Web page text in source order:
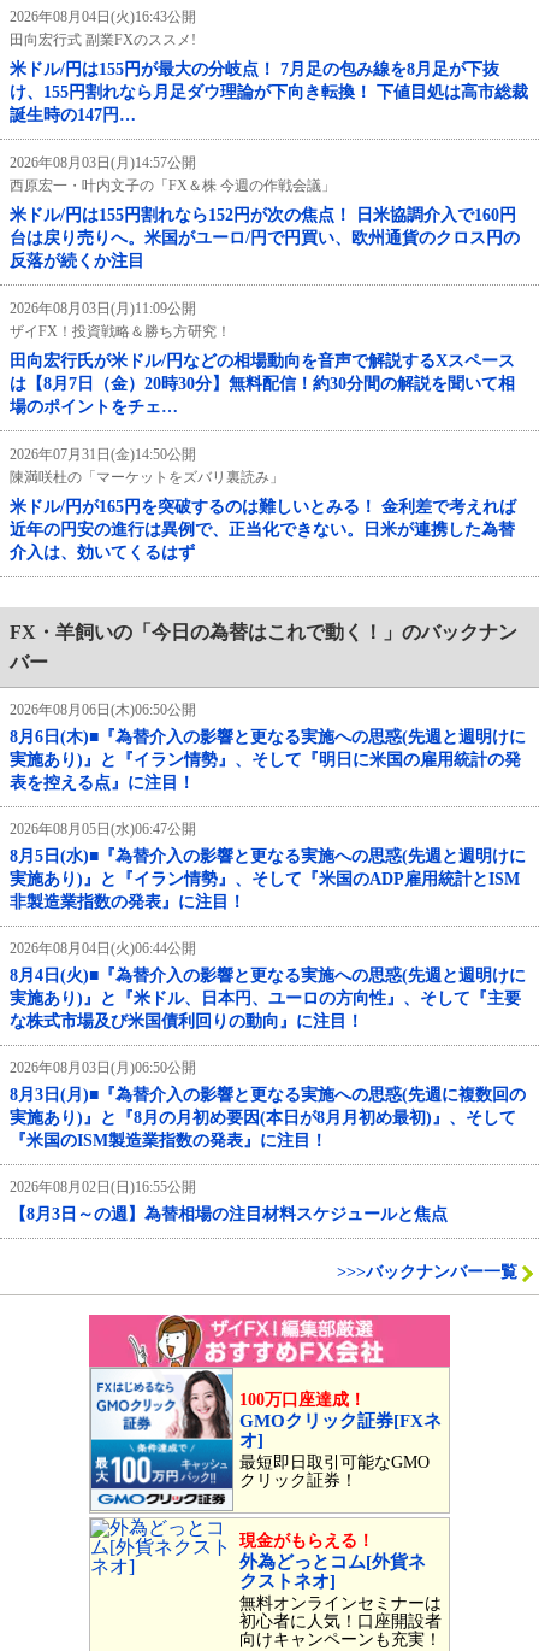
2026年08月04日(火)16:43公開
田向宏行式 副業FXのススメ!
米ドル/円は155円が最大の分岐点！ 7月足の包み線を8月足が下抜
け、155円割れなら月足ダウ理論が下向き転換！ 下値目処は高市総裁
誕生時の147円…
2026年08月03日(月)14:57公開
西原宏一・叶内文子の「FX＆株 今週の作戦会議」
米ドル/円は155円割れなら152円が次の焦点！ 日米協調介入で160円
台は戻り売りへ。米国がユーロ/円で円買い、欧州通貨のクロス円の
反落が続くか注目
2026年08月03日(月)11:09公開
ザイFX！投資戦略＆勝ち方研究！
田向宏行氏が米ドル/円などの相場動向を音声で解説するXスペース
は【8月7日（金）20時30分】無料配信！約30分間の解説を聞いて相
場のポイントをチェ…
2026年07月31日(金)14:50公開
陳満咲杜の「マーケットをズバリ裏読み」
米ドル/円が165円を突破するのは難しいとみる！ 金利差で考えれば
近年の円安の進行は異例で、正当化できない。日米が連携した為替
介入は、効いてくるはず
FX・羊飼いの「今日の為替はこれで動く！」のバックナン
バー
2026年08月06日(木)06:50公開
8月6日(木)■『為替介入の影響と更なる実施への思惑(先週と週明けに
実施あり)』と『イラン情勢』、そして『明日に米国の雇用統計の発
表を控える点』に注目！
2026年08月05日(水)06:47公開
8月5日(水)■『為替介入の影響と更なる実施への思惑(先週と週明けに
実施あり)』と『イラン情勢』、そして『米国のADP雇用統計とISM
非製造業指数の発表』に注目！
2026年08月04日(火)06:44公開
8月4日(火)■『為替介入の影響と更なる実施への思惑(先週と週明けに
実施あり)』と『米ドル、日本円、ユーロの方向性』、そして『主要
な株式市場及び米国債利回りの動向』に注目！
2026年08月03日(月)06:50公開
8月3日(月)■『為替介入の影響と更なる実施への思惑(先週に複数回の
実施あり)』と『8月の月初め要因(本日が8月月初め最初)』、そして
『米国のISM製造業指数の発表』に注目！
2026年08月02日(日)16:55公開
【8月3日～の週】為替相場の注目材料スケジュールと焦点
>>>バックナンバー一覧
100万口座達成！
GMOクリック証券[FXネ
オ]
最短即日取引可能なGMO
クリック証券！
現金がもらえる！
外為どっとコム[外貨ネ
クストネオ]
無料オンラインセミナーは
初心者に人気！口座開設者
向けキャンペーンも充実！